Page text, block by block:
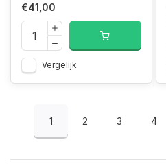
€41,00
Vergelijk
1 2 3 4